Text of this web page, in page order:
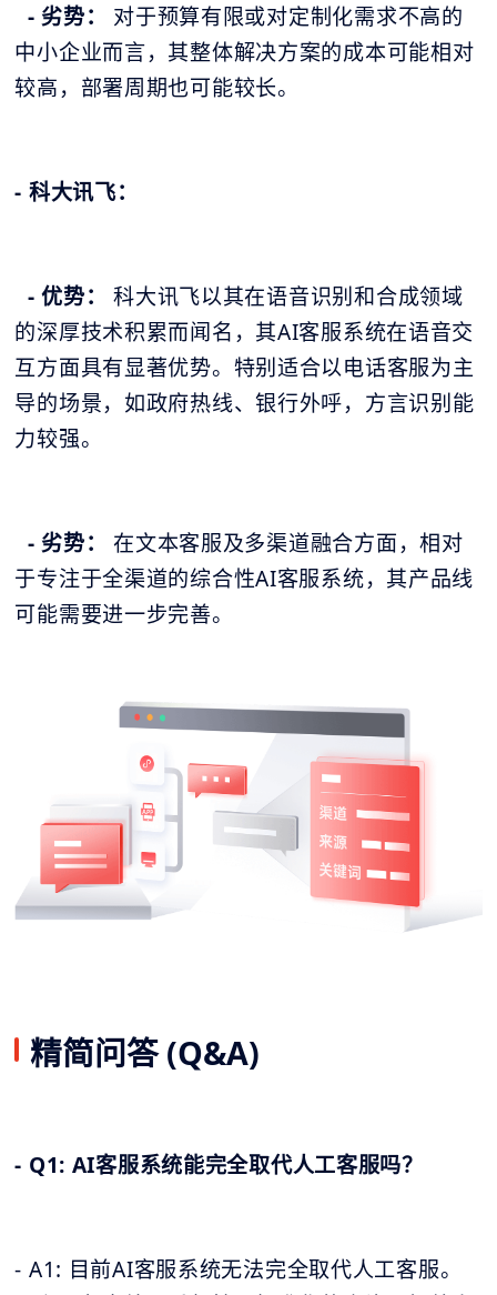
- 劣势：
对于预算有限或对定制化需求不高的
中小企业而言，其整体解决方案的成本可能相对
较高，部署周期也可能较长。
- 科大讯飞：
- 优势：
科大讯飞以其在语音识别和合成领域
的深厚技术积累而闻名，其AI客服系统在语音交
互方面具有显著优势。特别适合以电话客服为主
导的场景，如政府热线、银行外呼，方言识别能
力较强。
- 劣势：
在文本客服及多渠道融合方面，相对
于专注于全渠道的综合性AI客服系统，其产品线
可能需要进一步完善。
精简问答 (Q&A)
- Q1: AI客服系统能完全取代人工客服吗？
- A1: 目前AI客服系统无法完全取代人工客服。